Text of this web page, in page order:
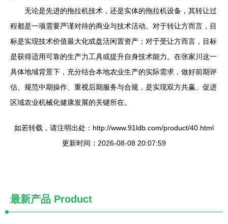
无论是先进的拖拉机技术，还是实体的拖拉机设备，其转让过
程都是一项需要严谨对待的商业与技术活动。对于转让方而言，目
标是实现技术价值最大化或盘活闲置资产；对于受让方而言，目标
是获得适用可靠的生产力工具或提升自身技术能力。在张家川这一
具体地域背景下，充分结合本地农业生产的实际需求，做好前期评
估、规范中期操作、重视后期服务与合规，是实现双方共赢、促进
区域农业机械化健康发展的关键所在。
如若转载，请注明出处：http://www.91ldb.com/product/40.html
更新时间：2026-08-08 20:07:59
最新产品 Product